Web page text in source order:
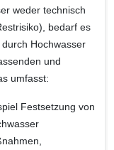
weder technisch
bedarf es
Hochwasser
und
umfasst:
Festsetzung von